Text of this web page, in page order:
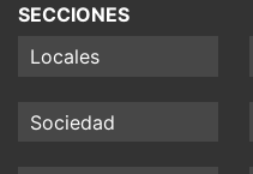
SECCIONES
Locales
Sociedad